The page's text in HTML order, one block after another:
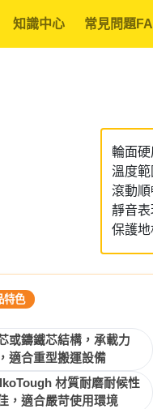
知識中心 常見問題
輪面
溫度
滾動
靜音
保護
特色
或鑄鐵芯結構，承載力
適合重型搬運設備
材質耐磨耐候性
，適合嚴苛使用環境